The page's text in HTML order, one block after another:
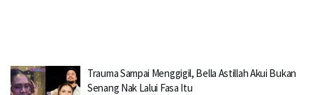
Trauma Sampai Menggigil, Bella Astillah Akui Bukan
Senang Nak Lalui Fasa Itu